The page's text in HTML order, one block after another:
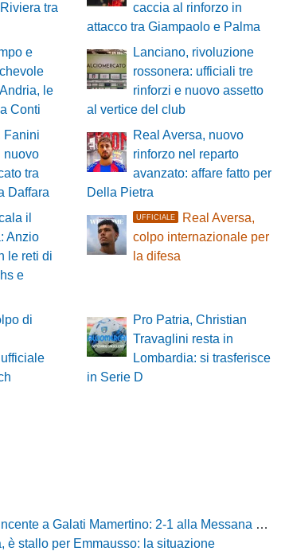
tra
caccia al rinforzo in
attacco tra Giampaolo e Palma
e
le
Conti
Lanciano, rivoluzione
rossonera: ufficiali tre
rinforzi e nuovo assetto
al vertice del club
Fanini
nuovo
tra
Daffara
Real Aversa, nuovo
rinforzo nel reparto
avanzato: affare fatto per
Della Pietra
il
Anzio
le reti di
e
UFFICIALE
Real Aversa,
colpo internazionale per
la difesa
di
Pro Patria, Christian
Travaglini resta in
Lombardia: si trasferisce
in Serie D
Galati Mamertino: 2-1 alla Messana Riviera tra campo e mercato
è stallo per Emmausso: la situazione